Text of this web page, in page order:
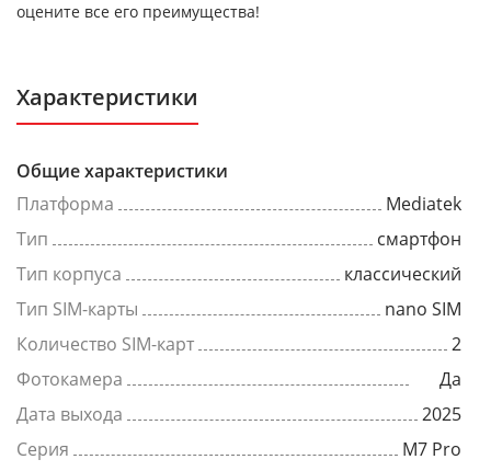
оцените все его преимущества!
Характеристики
Общие характеристики
Платформа
Mediatek
Тип
смартфон
Тип корпуса
классический
Тип SIM-карты
nano SIM
Количество SIM-карт
2
Фотокамера
Да
Дата выхода
2025
Серия
M7 Pro